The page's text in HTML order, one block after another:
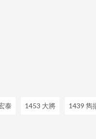
泰 1453 大將 1439 雋